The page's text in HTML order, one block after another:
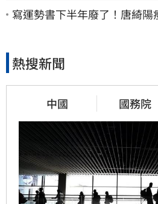
寫運勢書下半年廢了！唐綺陽
熱搜新聞
中國 國務院